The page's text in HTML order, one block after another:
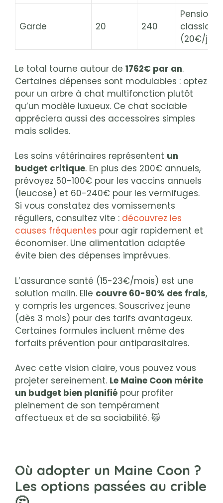
Garde 20 240
Pension
classique
(20€/
Le total tourne autour de 1762€ par an.
Certaines dépenses sont modulables : optez
pour un arbre à chat multifonction plutôt
qu’un modèle luxueux. Ce chat sociable
appréciera aussi des accessoires simples
mais solides.
Les soins vétérinaires représentent un
budget critique. En plus des 200€ annuels,
prévoyez 50-100€ pour les vaccins annuels
(leucose) et 60-240€ pour les vermifuges.
Si vous constatez des vomissements
réguliers, consultez vite : découvrez les
causes fréquentes pour agir rapidement et
économiser. Une alimentation adaptée
évite bien des dépenses imprévues.
L’assurance santé (15-23€/mois) est une
solution malin. Elle couvre 60-90% des frais,
y compris les urgences. Souscrivez jeune
(dès 3 mois) pour des tarifs avantageux.
Certaines formules incluent même des
forfaits prévention pour antiparasitaires.
Avec cette vision claire, vous pouvez vous
projeter sereinement. Le Maine Coon mérite
un budget bien planifié pour profiter
pleinement de son tempérament
affectueux et de sa sociabilité. 😺
Où adopter un Maine Coon ?
Les options passées au crible